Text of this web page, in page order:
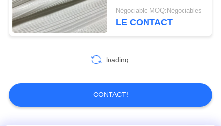
matériel de vêtements
de bain de couleurs
Négociable MOQ:Négociables
LE CONTACT
loading...
CONTACT!